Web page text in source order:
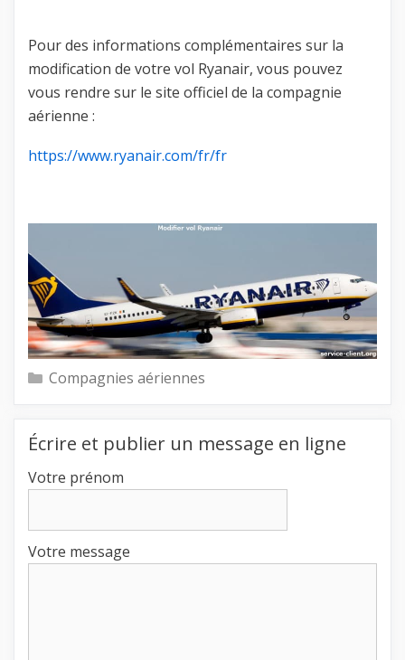
Pour des informations complémentaires sur la
modification de votre vol Ryanair, vous pouvez
vous rendre sur le site officiel de la compagnie
aérienne :
https://www.ryanair.com/fr/fr
Catégories
Compagnies aériennes
Écrire et publier un message en ligne
Votre prénom
Votre message